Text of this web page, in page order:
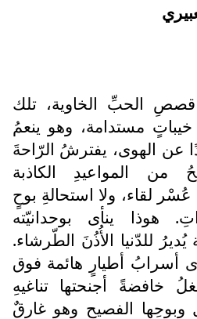
الحبِّ الخاوية، تلك
مستدامة، وهو ينعمُ
عن الهوى، يفترشُ الرّاحةَ
من المواعيدِ الكاذبة
عُسْر لقاء، ولا استحالةِ بوحٍ
هوذا ينأى بوحدانيّته
للدّنيا الأُذُنَ الطّرشاء.
أسرابُ أطيارٍ هائمة فوق
خافضةً أجنحتها تناغيهِ
وبوحِها الفصيحِ وهو غارقٌ